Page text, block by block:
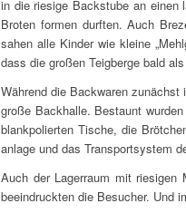
in die rie­si­ge Back­stu­be an einen
Bro­ten for­men durf­ten. Auch
sahen alle Kin­der wie klei­ne
dass die gro­ßen Teig­ber­ge bald
Wäh­rend die Back­wa­ren
gro­ße Back­hal­le. Bestaunt
blank­po­lier­ten Tische, die
an­la­ge und das Trans­port­sys­tem
Auch der Lager­raum mit rie­si­gen
beein­druck­ten die Besu­cher. Und